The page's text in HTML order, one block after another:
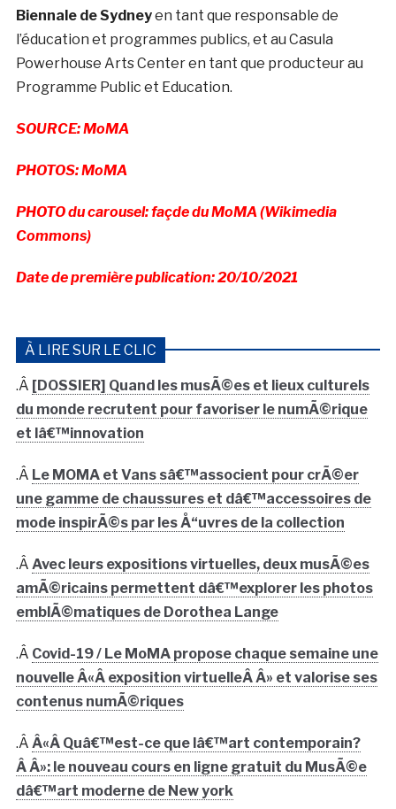
Biennale de Sydneyen tant que responsable de
l’éducation et programmes publics, et au Casula
Powerhouse Arts Center en tant que producteur au
Programme Public et Education.
SOURCE: MoMA
PHOTOS: MoMA
PHOTO du carousel: façde du MoMA (Wikimedia
Commons)
Date de première publication: 20/10/2021
À LIRE SUR LE CLIC
.Â [DOSSIER] Quand les musÃ©es et lieux culturels
du monde recrutent pour favoriser le numÃ©rique
et lâ€™innovation
.Â Le MOMA et Vans sâ€™associent pour crÃ©er
une gamme de chaussures et dâ€™accessoires de
mode inspirÃ©s par les Å“uvres de la collection
.Â Avec leurs expositions virtuelles, deux musÃ©es
amÃ©ricains permettent dâ€™explorer les photos
emblÃ©matiques de Dorothea Lange
.Â Covid-19 / Le MoMA propose chaque semaine une
nouvelle Â«Â exposition virtuelleÂ Â» et valorise ses
contenus numÃ©riques
.Â Â«Â Quâ€™est-ce que lâ€™art contemporain?
Â Â»: le nouveau cours en ligne gratuit du MusÃ©e
dâ€™art moderne de New york